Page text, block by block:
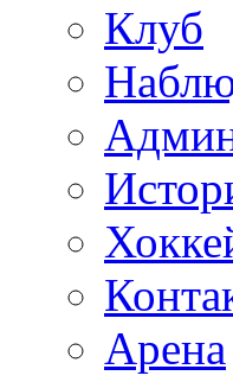
Клуб
Арена